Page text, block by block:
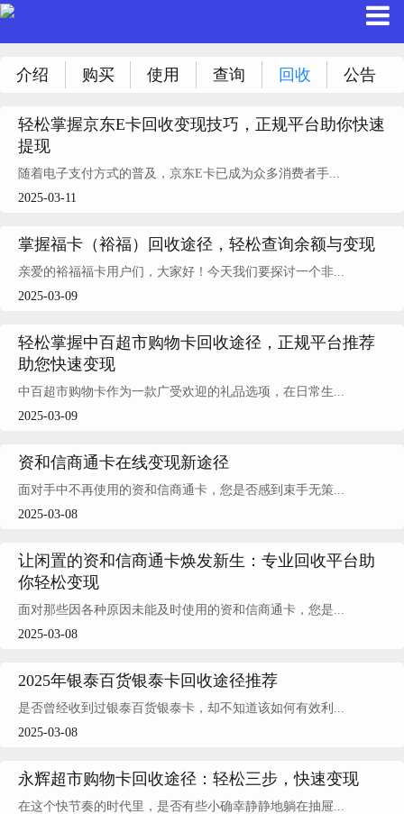
介绍 购买 使用 查询 回收 公告
轻松掌握京东E卡回收变现技巧，正规平台助你快速
提现
随着电子支付方式的普及，京东E卡已成为众多消费者手...
2025-03-11
掌握福卡（裕福）回收途径，轻松查询余额与变现
亲爱的裕福福卡用户们，大家好！今天我们要探讨一个非...
2025-03-09
轻松掌握中百超市购物卡回收途径，正规平台推荐
助您快速变现
中百超市购物卡作为一款广受欢迎的礼品选项，在日常生...
2025-03-09
资和信商通卡在线变现新途径
面对手中不再使用的资和信商通卡，您是否感到束手无策...
2025-03-08
让闲置的资和信商通卡焕发新生：专业回收平台助
你轻松变现
面对那些因各种原因未能及时使用的资和信商通卡，您是...
2025-03-08
2025年银泰百货银泰卡回收途径推荐
是否曾经收到过银泰百货银泰卡，却不知道该如何有效利...
2025-03-08
永辉超市购物卡回收途径：轻松三步，快速变现
在这个快节奏的时代里，是否有些小确幸静静地躺在抽屉...